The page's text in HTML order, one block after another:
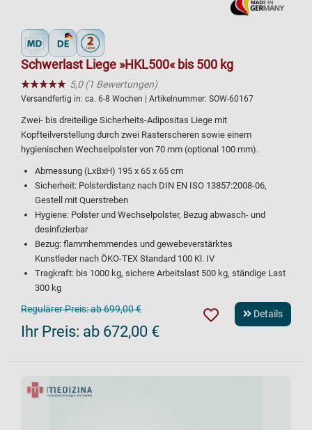
Schwerlast Liege »HKL500« bis 500 kg
★★★★★
☆☆☆☆☆ 5,0 (1 Bewertungen)
Versandfertig in: ca. 6-8 Wochen | Artikelnummer: SOW-60167
Zwei- bis dreiteilige Sicherheits-Adipositas Liege mit
Kopfteilverstellung durch zwei Rasterscheren sowie einem
hygienischen Wechselpolster von 70 mm (optional 100 mm).
Abmessung (LxBxH) 195 x 65 x 65 cm
Sicherheit: Polsterdistanz nach DIN EN ISO 13857:2008-06,
Gestell mit Querstreben
Hygiene: Polster und Wechselpolster, Bezug abwasch- und
desinfizierbar
Bezug: flammhemmendes und gewebeverstärktes
Kunstleder nach ÖKO-TEX Standard 100 Kl. IV
Tragkraft: bis 1000 kg, sichere Arbeitslast 500 kg, ständige Last
300 kg
Regulärer Preis:ab 699,00 €
Ihr Preis: ab 672,00 €
Details